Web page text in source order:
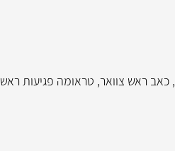
, כאב ראש צוואר, טראומה פגיעות